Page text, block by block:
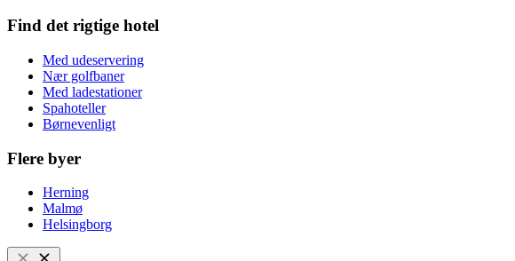
Find det rigtige hotel
Med udeservering
Nær golfbaner
Med ladestationer
Spahoteller
Børnevenligt
Flere byer
Herning
Malmø
Helsingborg